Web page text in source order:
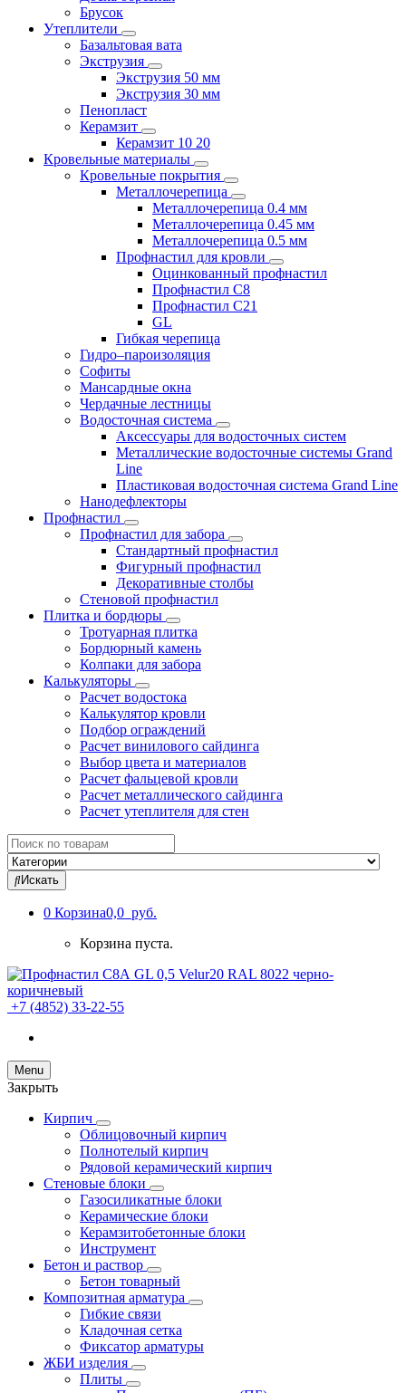
Брусок
Утеплители
Базальтовая вата
Экструзия
Экструзия 50 мм
Экструзия 30 мм
Пенопласт
Керамзит
Керамзит 10 20
Кровельные материалы
Кровельные покрытия
Металлочерепица
Металлочерепица 0.4 мм
Металлочерепица 0.45 мм
Металлочерепица 0.5 мм
Профнастил для кровли
Оцинкованный профнастил
Профнастил С8
Профнастил С21
GL
Гибкая черепица
Гидро–пароизоляция
Софиты
Мансардные окна
Чердачные лестницы
Водосточная система
Аксессуары для водосточных систем
Металлические водосточные системы Grand
Line
Пластиковая водосточная система Grand Line
Нанодефлекторы
Профнастил
Профнастил для забора
Стандартный профнастил
Фигурный профнастил
Декоративные столбы
Стеновой профнастил
Плитка и бордюры
Тротуарная плитка
Бордюрный камень
Колпаки для забора
Калькуляторы
Расчет водостока
Калькулятор кровли
Подбор ограждений
Расчет винилового сайдинга
Выбор цвета и материалов
Расчет фальцевой кровли
Расчет металлического сайдинга
Расчет утеплителя для стен
Search
for:
Искать
0 Корзина0,0 руб.
Корзина пуста.
+7 (4852) 33-22-55
Menu
Закрыть
Кирпич
Облицовочный кирпич
Полнотелый кирпич
Рядовой керамический кирпич
Стеновые блоки
Газосиликатные блоки
Керамические блоки
Керамзитобетонные блоки
Инструмент
Бетон и раствор
Бетон товарный
Композитная арматура
Гибкие связи
Кладочная сетка
Фиксатор арматуры
ЖБИ изделия
Плиты